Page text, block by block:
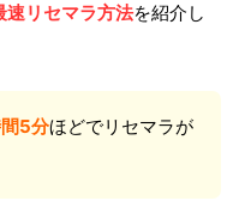
速リセマラ方法を紹介し
5分ほどでリセマラが